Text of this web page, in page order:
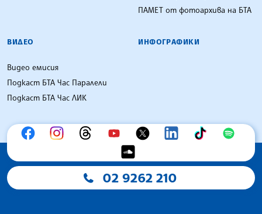
ПАМЕТ от фотоархива на БТА
ВИДЕО
Видео емисия
Подкаст БТА Час Паралели
Подкаст БТА Час ЛИК
ИНФОГРАФИКИ
02 9262 210